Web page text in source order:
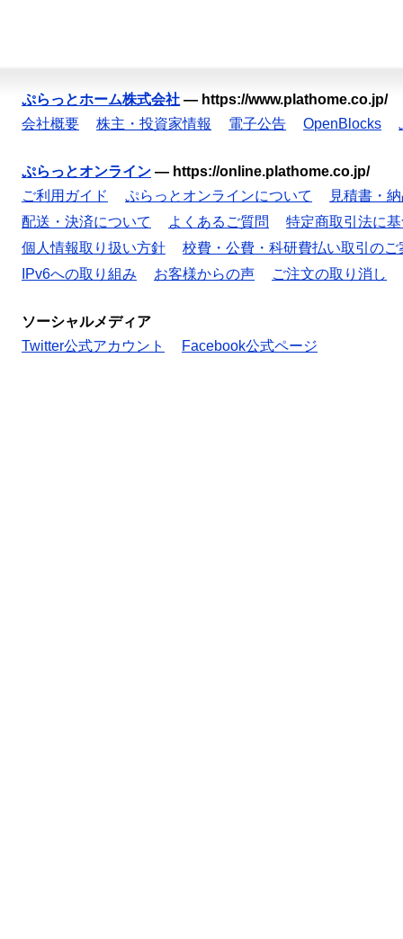
ぷらっとホーム株式会社 — https://www.plathome.co.jp/
会社概要
株主・投資家情報 電子公告 OpenBlocks
ぷらっとオンライン — https://online.plathome.co.jp/
ご利用ガイド
ぷらっとオンラインについて
見積書・
配送・決済について
よくあるご質問
特定商取引法に
個人情報取り扱い方針
校費・公費・科研費払い取引のご
IPv6への取り組み
お客様からの声 ご注文の取り消し
ソーシャルメディア
Twitter公式アカウント
Facebook公式ページ